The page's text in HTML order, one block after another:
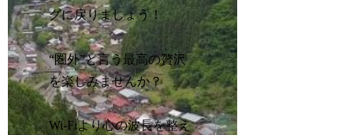
グに戻りましょう！
“圏外”と言う最高の贅沢
を楽しみませんか？
Wi-Fiより心の波長を整え